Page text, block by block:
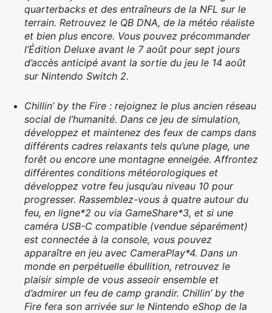
quarterbacks et des entraîneurs de la NFL sur le
terrain. Retrouvez le QB DNA, de la météo réaliste
et bien plus encore. Vous pouvez précommander
l’Édition Deluxe avant le 7 août pour sept jours
d’accès anticipé avant la sortie du jeu le 14 août
sur Nintendo Switch 2.
Chillin’ by the Fire : rejoignez le plus ancien réseau
social de l’humanité. Dans ce jeu de simulation,
développez et maintenez des feux de camps dans
différents cadres relaxants tels qu’une plage, une
forêt ou encore une montagne enneigée. Affrontez
différentes conditions météorologiques et
développez votre feu jusqu’au niveau 10 pour
progresser. Rassemblez-vous à quatre autour du
feu, en ligne*2 ou via GameShare*3, et si une
caméra USB-C compatible (vendue séparément)
est connectée à la console, vous pouvez
apparaître en jeu avec CameraPlay*4. Dans un
monde en perpétuelle ébullition, retrouvez le
plaisir simple de vous asseoir ensemble et
d’admirer un feu de camp grandir. Chillin’ by the
Fire fera son arrivée sur le Nintendo eShop de la